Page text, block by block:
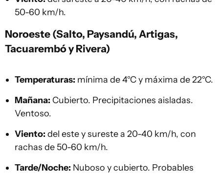
50-60 km/h.
Noroeste (Salto, Paysandú, Artigas,
Tacuarembó y Rivera)
Temperaturas: mínima de 4°C y máxima de 22°C.
Mañana: Cubierto. Precipitaciones aisladas.
Ventoso.
Viento: del este y sureste a 20-40 km/h, con
rachas de 50-60 km/h.
Tarde/Noche: Nuboso y cubierto. Probables